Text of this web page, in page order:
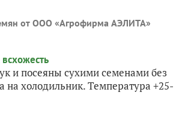
от ООО «Агрофирма АЭЛИТА»
и посеяны сухими семенами без
на холодильник. Температура +25-